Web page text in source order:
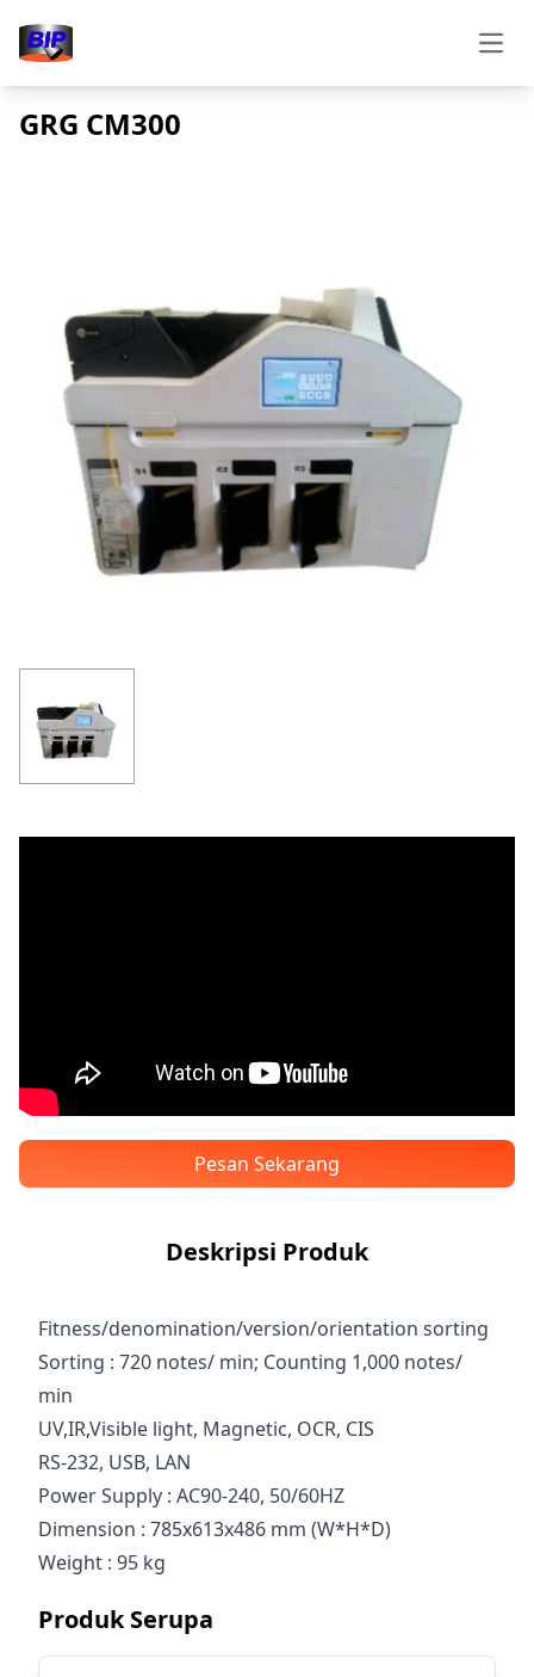
GRG CM300
Pesan Sekarang
Deskripsi Produk
Fitness/denomination/version/orientation sorting
Sorting : 720 notes/ min; Counting 1,000 notes/
min
UV,IR,Visible light, Magnetic, OCR, CIS
RS-232, USB, LAN
Power Supply : AC90-240, 50/60HZ
Dimension : 785x613x486 mm (W*H*D)
Weight : 95 kg
Produk Serupa